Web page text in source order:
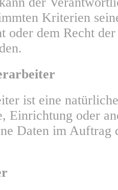
Kriterien
oder dem Recht
ist eine
Einrichtung oder
Daten im Auftrag